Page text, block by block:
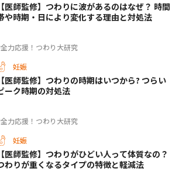
力応援！つわり大研究
【医師監修】つわりに波があるのはなぜ？ 時間
や時期・日により変化する理由と対処法
妊娠
力応援！つわり大研究
【医師監修】つわりの時期はいつから? つらい
ーク時期の対処法
妊娠
【医師監修】つわりがひどい人って体質なの？
わりが重くなるタイプの特徴と軽減法